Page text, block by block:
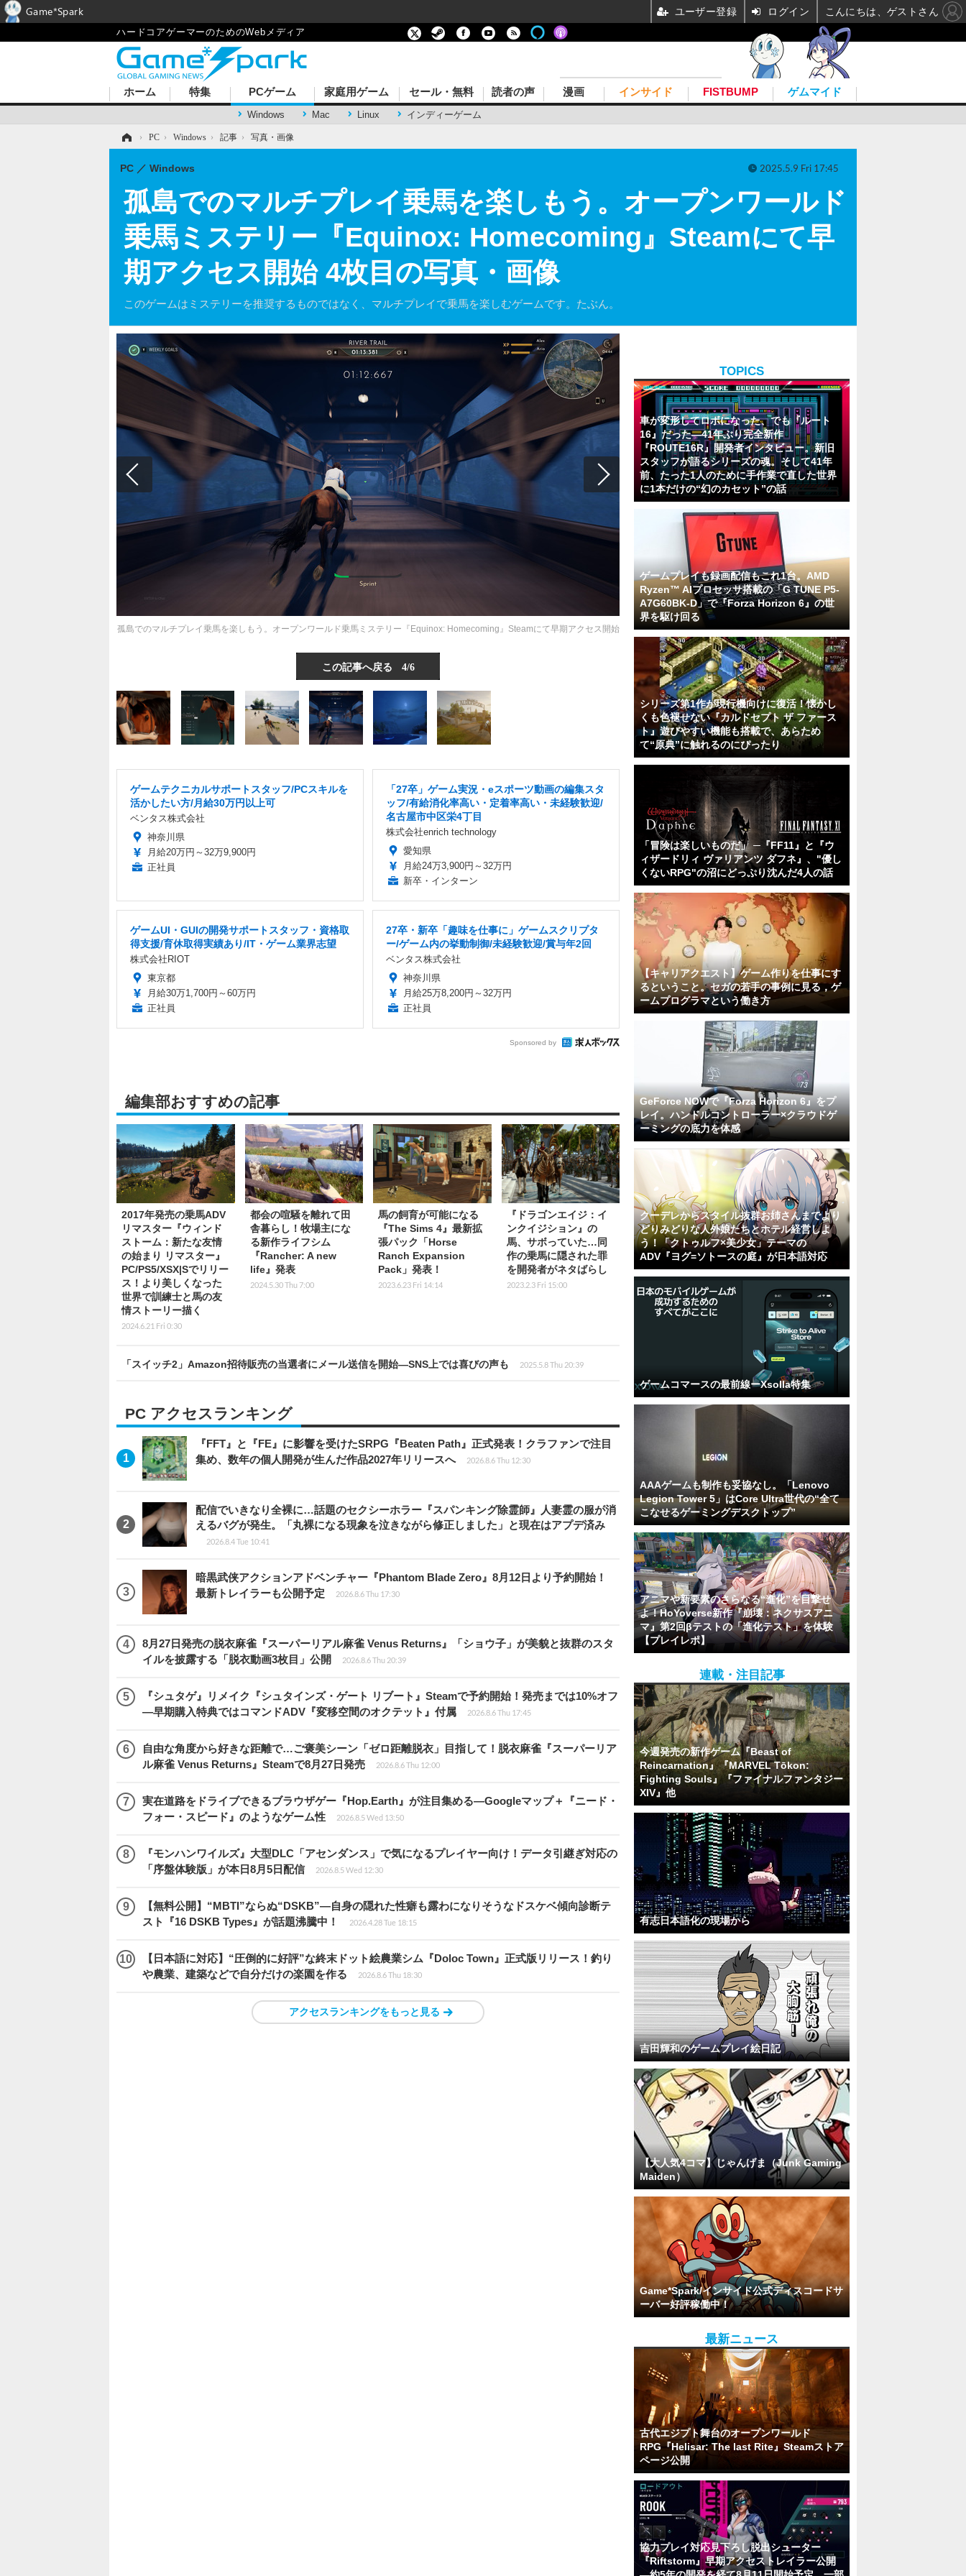
ハードコアゲーマーのためのWebメディア
ホーム 特集 PCゲーム
Windows Mac Linux インディーゲーム
家庭用ゲーム セール・無料 読者の声 漫画 インサイド FISTBUMP ゲムマイド
› PC › Windows › 記事 › 写真・画像
孤島でのマルチプレイ乗馬を楽しもう。オープンワールド
乗馬ミステリー『Equinox: Homecoming』Steamにて早
期アクセス開始 4枚目の写真・画像
このゲームはミステリーを推奨するものではなく、マルチプレイで乗馬を楽しむゲームです。たぶん。
PC Windows 2025.5.9 Fri 17:45
孤島でのマルチプレイ乗馬を楽しもう。オープンワールド乗馬ミステリー『Equinox: Homecoming』Steamにて早期アクセス開始
この記事へ戻る 4/6
ゲームテクニカルサポートスタッフ/PCスキルを
活かしたい方/月給30万円以上可
ベンタス株式会社
神奈川県
月給20万円～32万9,900円
正社員
「27卒」ゲーム実況・eスポーツ動画の編集スタ
ッフ/有給消化率高い・定着率高い・未経験歓迎/
名古屋市中区栄4丁目
株式会社enrich technology
愛知県
月給24万3,900円～32万円
新卒・インターン
ゲームUI・GUIの開発サポートスタッフ・資格取
得支援/育休取得実績あり/IT・ゲーム業界志望
株式会社RIOT
東京都
月給30万1,700円～60万円
正社員
27卒・新卒「趣味を仕事に」ゲームスクリプタ
ー/ゲーム内の挙動制御/未経験歓迎/賞与年2回
ベンタス株式会社
神奈川県
月給25万8,200円～32万円
正社員
Sponsored by
編集部おすすめの記事
2017年発売の乗馬ADV
リマスター『ウィンド
ストーム：新たな友情
の始まり リマスター』
PC/PS5/XSX|Sでリリー
ス！より美しくなった
世界で訓練士と馬の友
情ストーリー描く
2024.6.21 Fri 0:30
都会の喧騒を離れて田
舎暮らし！牧場主にな
る新作ライフシム
『Rancher: A new
life』発表
2024.5.30 Thu 7:00
馬の飼育が可能になる
『The Sims 4』最新拡
張パック「Horse
Ranch Expansion
Pack」発表！
2023.6.23 Fri 14:14
『ドラゴンエイジ：イ
ンクイジション』の
馬、サボっていた…同
作の乗馬に隠された罪
を開発者がネタばらし
2023.2.3 Fri 15:00
「スイッチ2」Amazon招待販売の当選者にメール送信を開始―SNS上では喜びの声も 2025.5.8 Thu 20:39
PC アクセスランキング
『FFT』と『FE』に影響を受けたSRPG『Beaten Path』正式発表！クラファンで注目
集め、数年の個人開発が生んだ作品2027年リリースへ
2026.8.6 Thu 12:30
配信でいきなり全裸に…話題のセクシーホラー『スパンキング除霊師』人妻霊の服が消
えるバグが発生。「丸裸になる現象を泣きながら修正しました」と現在はアプデ済み
2026.8.4 Tue 10:41
暗黒武侠アクションアドベンチャー『Phantom Blade Zero』8月12日より予約開始！
最新トレイラーも公開予定
2026.8.6 Thu 17:30
8月27日発売の脱衣麻雀『スーパーリアル麻雀 Venus Returns』「ショウ子」が美貌と抜群のスタ
イルを披露する「脱衣動画3枚目」公開
2026.8.6 Thu 20:39
『シュタゲ』リメイク『シュタインズ・ゲート リブート』Steamで予約開始！発売までは10%オフ
―早期購入特典ではコマンドADV『変移空間のオクテット』付属
2026.8.6 Thu 17:45
自由な角度から好きな距離で…ご褒美シーン「ゼロ距離脱衣」目指して！脱衣麻雀『スーパーリア
ル麻雀 Venus Returns』Steamで8月27日発売
2026.8.6 Thu 12:00
実在道路をドライブできるブラウザゲー『Hop.Earth』が注目集める―Googleマップ＋『ニード・
フォー・スピード』のようなゲーム性
2026.8.5 Wed 13:50
『モンハンワイルズ』大型DLC「アセンダンス」で気になるプレイヤー向け！データ引継ぎ対応の
「序盤体験版」が本日8月5日配信
2026.8.5 Wed 12:30
【無料公開】“MBTI”ならぬ“DSKB”―自身の隠れた性癖も露わになりそうなドスケベ傾向診断テ
スト『16 DSKB Types』が話題沸騰中！
2026.4.28 Tue 18:15
【日本語に対応】“圧倒的に好評”な終末ドット絵農業シム『Doloc Town』正式版リリース！釣り
や農業、建築などで自分だけの楽園を作る
2026.8.6 Thu 18:30
アクセスランキングをもっと見る
TOPICS
車が変形してロボになった、でも『ルート
16』だった―41年ぶり完全新作
『ROUTE16R』開発者インタビュー。新旧
スタッフが語るシリーズの魂。そして41年
前、たった1人のために手作業で直した世界
に1本だけの“幻のカセット”の話
ゲームプレイも録画配信もこれ1台。AMD
Ryzen™ AIプロセッサ搭載の「G TUNE P5-
A7G60BK-D」で『Forza Horizon 6』の世
界を駆け回る
シリーズ第1作が現行機向けに復活！懐かし
くも色褪せない『カルドセプト ザ ファース
ト』遊びやすい機能も搭載で、あらため
て“原典”に触れるのにぴったり
「冒険は楽しいものだ」 ─『FF11』と『ウ
ィザードリィ ヴァリアンツ ダフネ』、"優し
くないRPG"の沼にどっぷり沈んだ4人の話
【キャリアクエスト】ゲーム作りを仕事にす
るということ。セガの若手の事例に見る，ゲ
ームプログラマという働き方
GeForce NOWで『Forza Horizon 6』をプ
レイ。ハンドルコントローラー×クラウドゲ
ーミングの底力を体感
クーデレからスタイル抜群お姉さんまでより
どりみどりな人外娘たちとホテル経営しよ
う！「クトゥルフ×美少女」テーマの
ADV『ヨグ=ソトースの庭』が日本語対応
ゲームコマースの最前線ーXsolla特集
AAAゲームも制作も妥協なし。「Lenovo
Legion Tower 5」はCore Ultra世代の“全て
こなせるゲーミングデスクトップ”
アニマや新要素のさらなる“進化”を目撃せ
よ！HoYoverse新作『崩壊：ネクサスアニ
マ』第2回βテストの「進化テスト」を体験
【プレイレポ】
連載・注目記事
今週発売の新作ゲーム『Beast of
Reincarnation』『MARVEL Tōkon:
Fighting Souls』『ファイナルファンタジー
XIV』他
有志日本語化の現場から
吉田輝和のゲームプレイ絵日記
【大人気4コマ】じゃんげま（Junk Gaming
Maiden）
Game*Spark/インサイド公式ディスコードサ
ーバー好評稼働中！
最新ニュース
古代エジプト舞台のオープンワールド
RPG『Helisar: The last Rite』Steamストア
ページ公開
協力プレイ対応見下ろし脱出シューター
『Riftstorm』早期アクセストレイラー公開
Game*Spark ユーザー登録 ログイン こんにちは、ゲストさん